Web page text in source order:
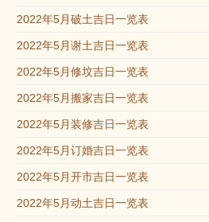
2022年5月破土吉日一览表
2022年5月谢土吉日一览表
2022年5月修坟吉日一览表
2022年5月搬家吉日一览表
2022年5月装修吉日一览表
2022年5月订婚吉日一览表
2022年5月开市吉日一览表
2022年5月动土吉日一览表